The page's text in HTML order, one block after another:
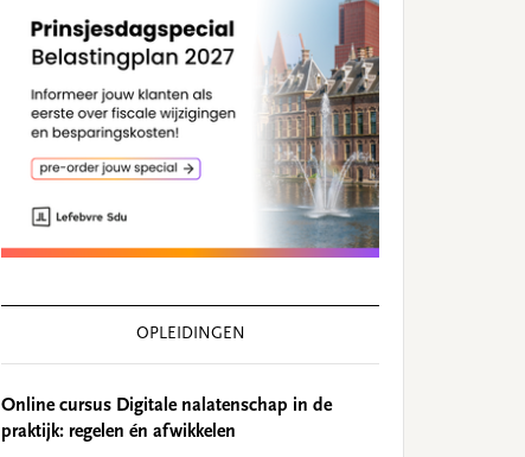
OPLEIDINGEN
Online cursus Digitale nalatenschap in de
praktijk: regelen én afwikkelen